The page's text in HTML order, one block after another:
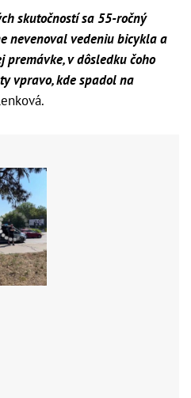
skutočností sa 55-ročný
nevenoval vedeniu bicykla a
v dôsledku čoho
vpravo, kde spadol na